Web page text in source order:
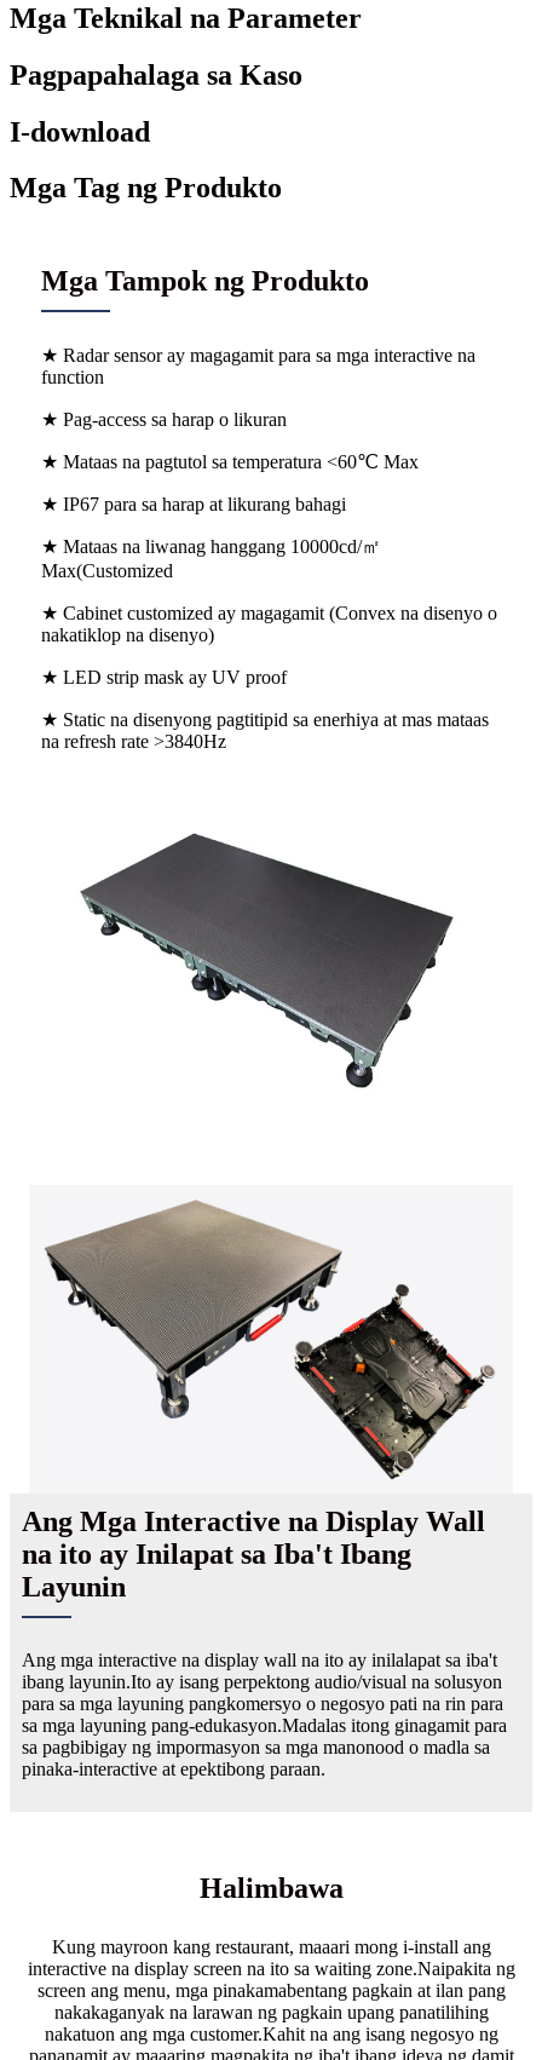
Mga Teknikal na Parameter
Pagpapahalaga sa Kaso
I-download
Mga Tag ng Produkto
Mga Tampok ng Produkto
★ Radar sensor ay magagamit para sa mga interactive na
function
★ Pag-access sa harap o likuran
★ Mataas na pagtutol sa temperatura <60℃ Max
★ IP67 para sa harap at likurang bahagi
★ Mataas na liwanag hanggang 10000cd/㎡
Max(Customized
★ Cabinet customized ay magagamit (Convex na disenyo o
nakatiklop na disenyo)
★ LED strip mask ay UV proof
★ Static na disenyong pagtitipid sa enerhiya at mas mataas
na refresh rate >3840Hz
Ang Mga Interactive na Display Wall
na ito ay Inilapat sa Iba't Ibang
Layunin
Ang mga interactive na display wall na ito ay inilalapat sa iba't
ibang layunin.Ito ay isang perpektong audio/visual na solusyon
para sa mga layuning pangkomersyo o negosyo pati na rin para
sa mga layuning pang-edukasyon.Madalas itong ginagamit para
sa pagbibigay ng impormasyon sa mga manonood o madla sa
pinaka-interactive at epektibong paraan.
Halimbawa
Kung mayroon kang restaurant, maaari mong i-install ang
interactive na display screen na ito sa waiting zone.Naipakita ng
screen ang menu, mga pinakamabentang pagkain at ilan pang
nakakaganyak na larawan ng pagkain upang panatilihing
nakatuon ang mga customer.Kahit na ang isang negosyo ng
pananamit ay maaaring magpakita ng iba't ibang ideya ng damit